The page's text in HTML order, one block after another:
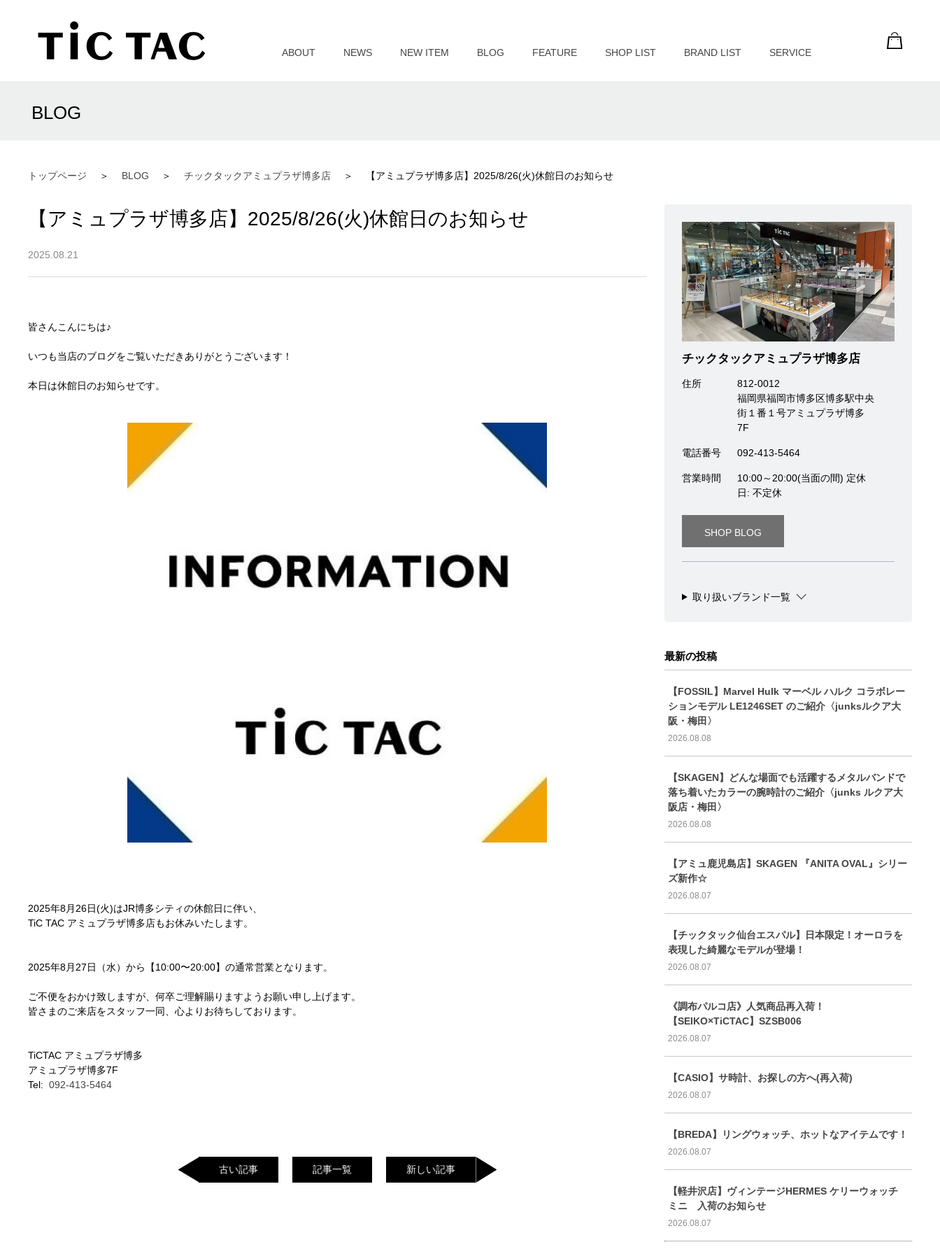
ABOUT NEWS NEW ITEM BLOG FEATURE SHOP LIST BRAND LIST SERVICE
トップページ BLOG チックタックアミュプラザ博多店 【アミュプラザ博多店】2025/8/26(火)休館日のお知らせ
BLOG
【アミュプラザ博多店】2025/8/26(火)休館日のお知らせ
2025.08.21
皆さんこんにちは♪
いつも当店のブログをご覧いただきありがとうございます！
本日は休館日のお知らせです。
2025年8月26日(火)はJR博多シティの休館日に伴い、
TiC TAC アミュプラザ博多店もお休みいたします。
2025年8月27日（水）から【10:00〜20:00】の通常営業となります。
ご不便をおかけ致しますが、何卒ご理解賜りますようお願い申し上げます。
皆さまのご来店をスタッフ一同、心よりお待ちしております。
TiCTAC アミュプラザ博多
アミュプラザ博多7F
Tel:092-413-5464
古い記事 記事一覧 新しい記事
チックタックアミュプラザ博多店
住所
812-0012
福岡県福岡市博多区博多駅中央
街１番１号アミュプラザ博多
7F
電話番号 092-413-5464
営業時間
10:00～20:00(当面の間) 定休
日: 不定休
SHOP BLOG
取り扱いブランド一覧
最新の投稿
【FOSSIL】Marvel Hulk マーベル ハルク コラボレー
ションモデル LE1246SET のご紹介〈junksルクア大
阪・梅田〉
2026.08.08
【SKAGEN】どんな場面でも活躍するメタルバンドで
落ち着いたカラーの腕時計のご紹介〈junks ルクア大
阪店・梅田〉
2026.08.08
【アミュ鹿児島店】SKAGEN 『ANITA OVAL』シリー
ズ新作☆
2026.08.07
【チックタック仙台エスパル】日本限定！オーロラを
表現した綺麗なモデルが登場！
2026.08.07
《調布パルコ店》人気商品再入荷！
【SEIKO×TiCTAC】SZSB006
2026.08.07
【CASIO】サ時計、お探しの方へ(再入荷)
2026.08.07
【BREDA】リングウォッチ、ホットなアイテムです！
2026.08.07
【軽井沢店】ヴィンテージHERMES ケリーウォッチ
ミニ 入荷のお知らせ
2026.08.07